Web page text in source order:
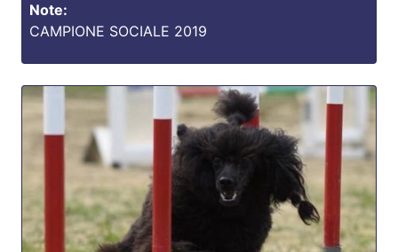
Note:
CAMPIONE SOCIALE 2019